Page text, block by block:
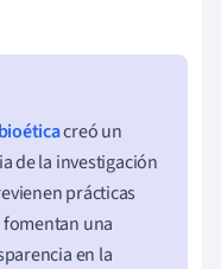
creó un
de la investigación
prácticas
una
en la